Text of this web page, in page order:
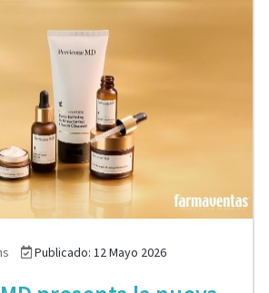
Publicado: 12 Mayo 2026